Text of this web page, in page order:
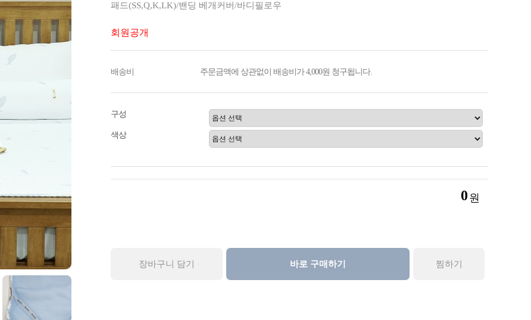
패드(SS,Q,K,LK)/밴딩 베개커버/바디필로우
회원공개
배송비 주문금액에 상관없이 배송비가 4,000원 청구됩니다.
구성
색상
0 원
장바구니 담기 바로 구매하기 찜하기